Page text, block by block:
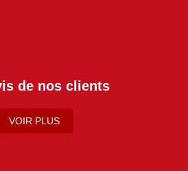
de nos clients
VOIR PLUS